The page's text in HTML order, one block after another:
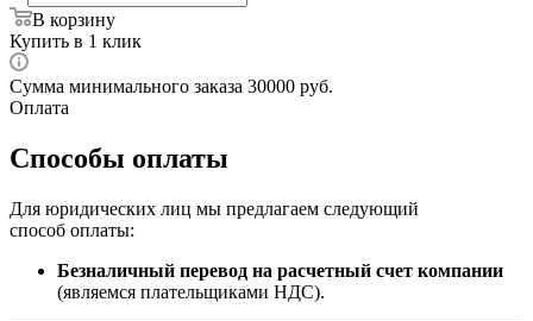
В корзину
Купить в 1 клик
Сумма минимального заказа 30000 руб.
Оплата
Способы оплаты
Для юридических лиц мы предлагаем следующий
способ оплаты:
Безналичный перевод на расчетный счет компании
(являемся плательщиками НДС).